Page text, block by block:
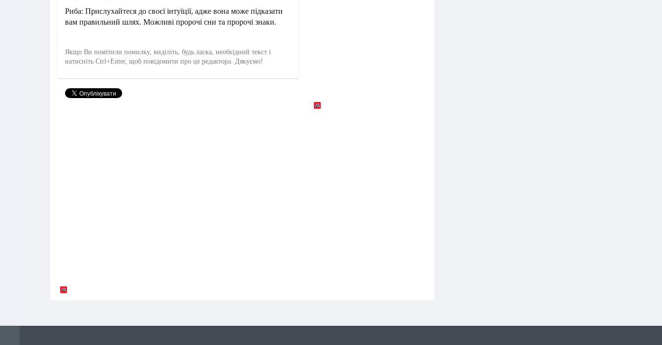
Риба: Прислухайтеся до своєї інтуїції, адже вона може підказати
вам правильний шлях. Можливі пророчі сни та пророчі знаки.
Якщо Ви помітили помилку, виділіть, будь ласка, необхідний текст і
натисніть Ctrl+Enter, щоб повідомити про це редактора. Дякуємо!